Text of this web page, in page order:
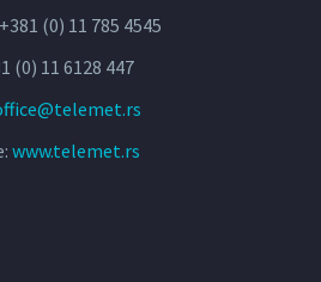
+381 (0) 11 785 4545
(0) 11 6128 447
www.telemet.rs